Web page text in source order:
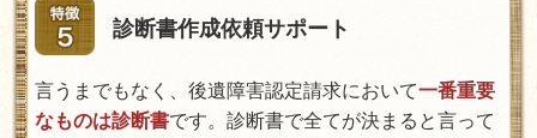
診断書作成依頼サポート
言うまでもなく、後遺障害認定請求において一番重要
なものは診断書です。診断書で全てが決まると言って